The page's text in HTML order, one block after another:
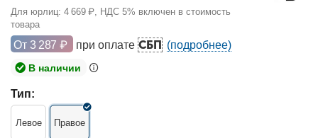
Для юрлиц: 4 669 ₽, НДС 5% включен в стоимость
товара
От 3 287 ₽ при оплате СБП (подробнее)
В наличии
Тип:
Левое Правое